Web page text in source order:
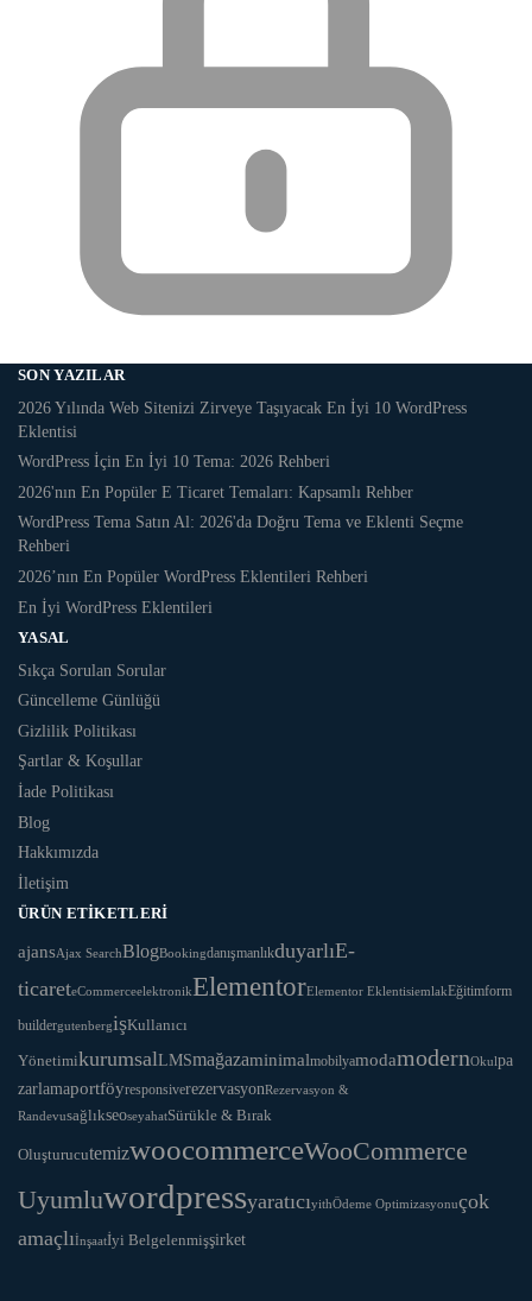
SON YAZILAR
2026 Yılında Web Sitenizi Zirveye Taşıyacak En İyi 10 WordPress
Eklentisi
WordPress İçin En İyi 10 Tema: 2026 Rehberi
2026'nın En Popüler E Ticaret Temaları: Kapsamlı Rehber
WordPress Tema Satın Al: 2026'da Doğru Tema ve Eklenti Seçme
Rehberi
2026’nın En Popüler WordPress Eklentileri Rehberi
En İyi WordPress Eklentileri
YASAL
Sıkça Sorulan Sorular
Güncelleme Günlüğü
Gizlilik Politikası
Şartlar & Koşullar
İade Politikası
Blog
Hakkımızda
İletişim
ÜRÜN ETIKETLERI
ajansAjax SearchBlogBookingdanışmanlıkduyarlıE-
ticareteCommerceelektronikElementorElementor EklentisiemlakEğitimform
buildergutenbergişKullanıcı
YönetimikurumsalLMSmağazaminimalmobilyamodamodernOkulpa
zarlamaportföyresponsiverezervasyonRezervasyon &
RandevusağlıkseoseyahatSürükle & Bırak
OluşturucutemizwoocommerceWooCommerce
UyumluwordpressyaratıcıyithÖdeme Optimizasyonuçok
amaçlıİnşaatİyi Belgelenmişşirket